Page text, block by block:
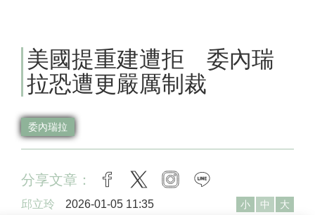
美國提重建遭拒 委內瑞
拉恐遭更嚴厲制裁
委內瑞拉
分享文章： facebook
twitter instagram
邱立玲 2026-01-05 11:35 小 中 大